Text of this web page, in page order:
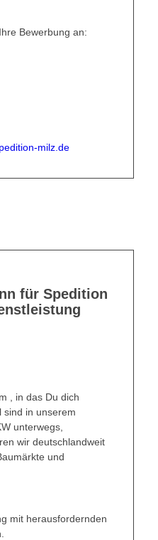
Bewerbung an:
milz.de
für Spedition
, in das Du dich
sind in unserem
unterwegs,
wir deutschlandweit
und
mit herausfordernden